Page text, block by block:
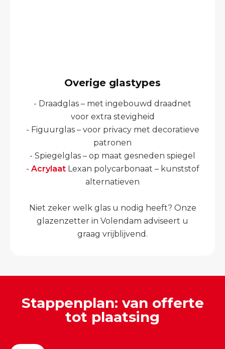
Overige glastypes
- Draadglas – met ingebouwd draadnet
voor extra stevigheid
- Figuurglas – voor privacy met decoratieve
patronen
- Spiegelglas – op maat gesneden spiegel
- AcrylaatLexan polycarbonaat – kunststof
alternatieven
Niet zeker welk glas u nodig heeft? Onze
glazenzetter in Volendam adviseert u
graag vrijblijvend.
Stappenplan: van offerte
tot plaatsing